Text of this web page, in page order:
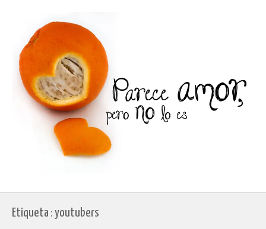
Etiqueta : youtubers